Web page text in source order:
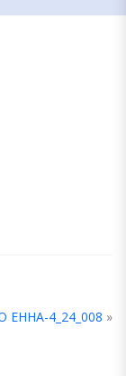
EHHA-4_24_008 »